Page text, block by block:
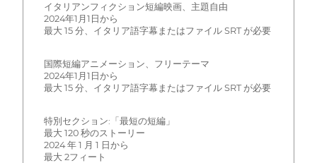
イタリアンフィクション短編映画、主題自由
2024年1月1日から
最大 15 分、イタリア語字幕またはファイル SRT が必要
国際短編アニメーション、フリーテーマ
2024年1月1日から
最大 15 分、イタリア語字幕またはファイル SRT が必要
特別セクション:「最短の短編」
最大 120 秒のストーリー
2024 年 1 月 1 日から
最大 2フィート